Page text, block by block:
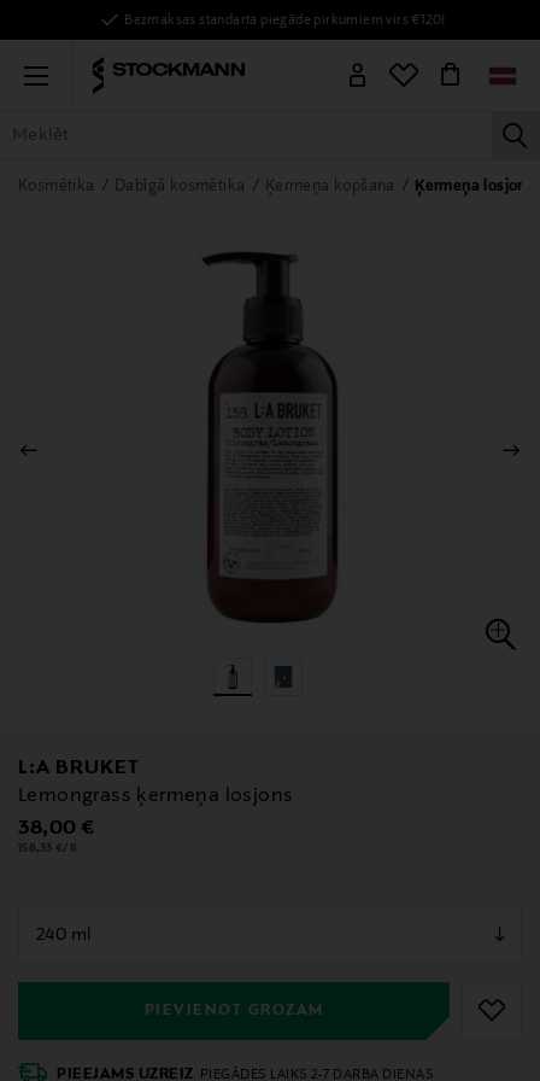
Bezmaksas standarta piegāde pirkumiem virs €120!
Menu
VISAS PRECES SIEVIETĒM VĪRIEŠIEM BĒRNIEM MĀJAI
Kosmētika Dabīgā kosmētika Ķermeņa kopšana Ķermeņa losjoni
L:A BRUKET
Lemongrass ķermeņa losjons
Original Price
38,00 €
158,33 €/1l
PIEVIENOT GROZAM
PIEEJAMS UZREIZ
PIEGĀDES LAIKS 2-7 DARBA DIENAS